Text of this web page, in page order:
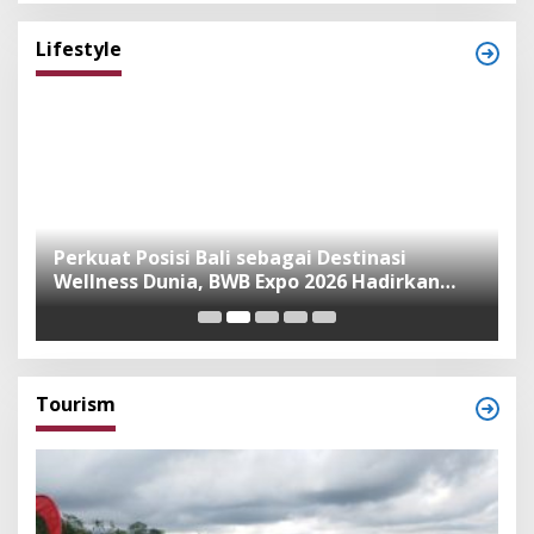
Lifestyle
Perkuat Posisi Bali sebagai Destinasi
Wellness Dunia, BWB Expo 2026 Hadirkan
Exhibitor Nasional dan Global
Tourism